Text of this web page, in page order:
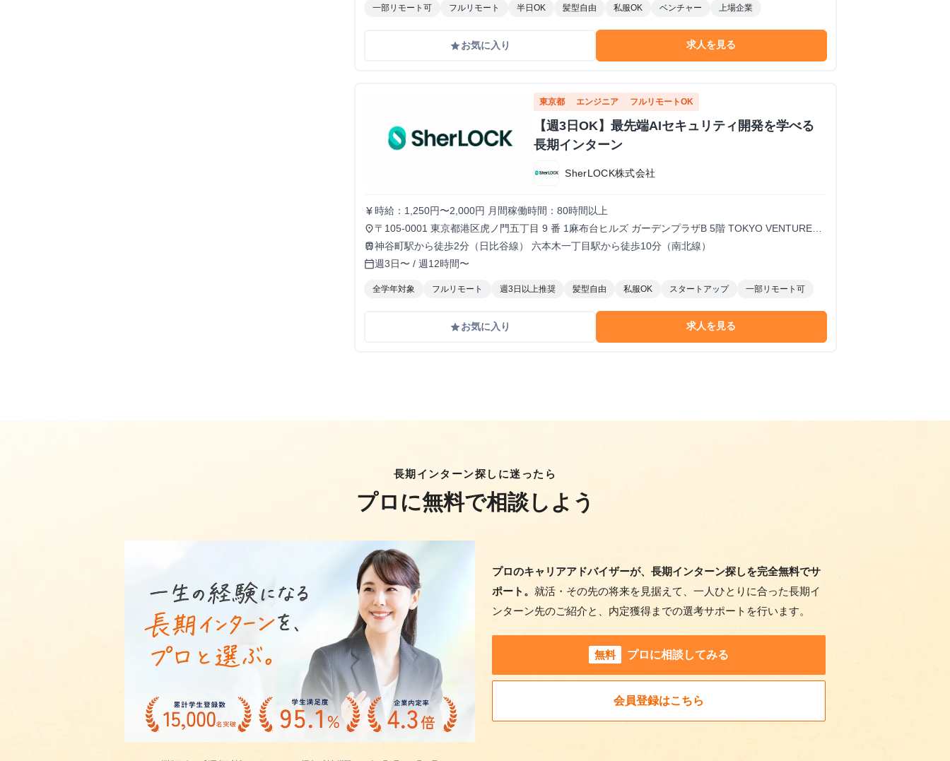
一部リモート可 フルリモート 半日OK 髪型自由 私服OK ベンチャー 上場企業
gradeお気に入り 求人を見る
東京都 エンジニア フルリモートOK
【週3日OK】最先端AIセキュリティ開発を学べる
長期インターン
SherLOCK株式会社
currency_yen時給：1,250円〜2,000円 月間稼働時間：80時間以上
place 〒105-0001 東京都港区虎ノ門五丁目 9 番 1麻布台ヒルズ ガーデンプラザB 5階 TOKYO VENTURE
CAPlTAL HUB内（フルリモートも可）
train神谷町駅から徒歩2分（日比谷線） 六本木一丁目駅から徒歩10分（南北線）
calendar_today週3日〜 / 週12時間〜
全学年対象 フルリモート 週3日以上推奨 髪型自由 私服OK スタートアップ 一部リモート可
gradeお気に入り 求人を見る
長期インターン探しに迷ったら
プロに無料で相談しよう
プロのキャリアアドバイザーが、長期インターン探しを完全無料でサ
ポート。 就活・その先の将来を見据えて、一人ひとりに合った長期イ
ンターン先のご紹介と、内定獲得までの選考サポートを行います。
無料 プロに相談してみる
会員登録はこちら